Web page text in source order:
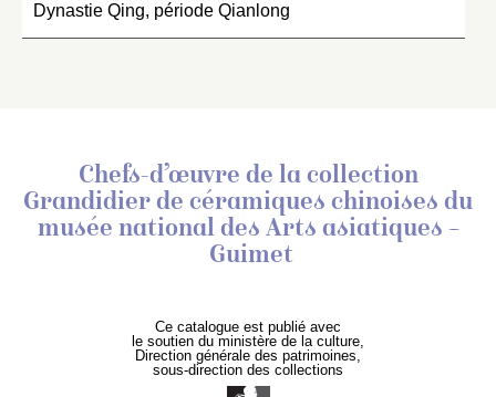
Dynastie Qing, période Qianlong
Chefs-d’œuvre de la collection
Grandidier de céramiques chinoises du
musée national des Arts asiatiques –
Guimet
Ce catalogue est publié avec
le soutien du ministère de la culture,
Direction générale des patrimoines,
sous-direction des collections